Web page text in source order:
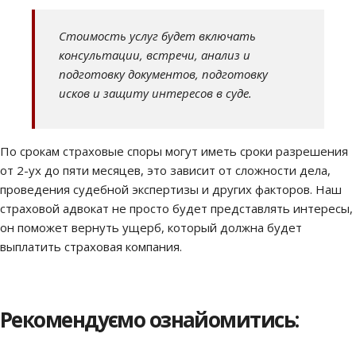
Стоимость услуг будет включать
консультации, встречи, анализ и
подготовку документов, подготовку
исков и защиту интересов в суде.
По срокам страховые споры могут иметь сроки разрешения
от 2-ух до пяти месяцев, это зависит от сложности дела,
проведения судебной экспертизы и других факторов. Наш
страховой адвокат не просто будет представлять интересы,
он поможет вернуть ущерб, который должна будет
выплатить страховая компания.
Рекомендуємо ознайомитись: